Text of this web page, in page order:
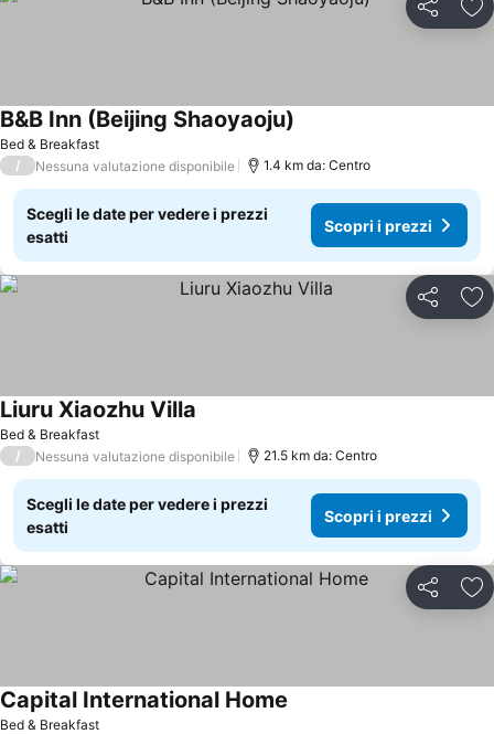
Condividi
Bed & Breakfast
B&B Inn (Beijing Shaoyaoju)
/ Nessuna valutazione disponibile 1.4 km da: Centro
Scegli le date per vedere i prezzi
esatti
Scopri i prezzi
Condividi
Bed & Breakfast
Liuru Xiaozhu Villa
/ Nessuna valutazione disponibile 21.5 km da: Centro
Scegli le date per vedere i prezzi
esatti
Scopri i prezzi
Condividi
Bed & Breakfast
Capital International Home